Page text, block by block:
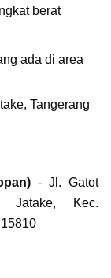
berat
ada di area
Tangerang
- Jl. Gatot
Jatake, Kec.